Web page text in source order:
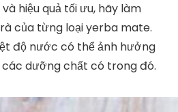
hiệu quả tối ưu, hãy làm
của từng loại yerba mate.
độ nước có thể ảnh hưởng
dưỡng chất có trong đó.